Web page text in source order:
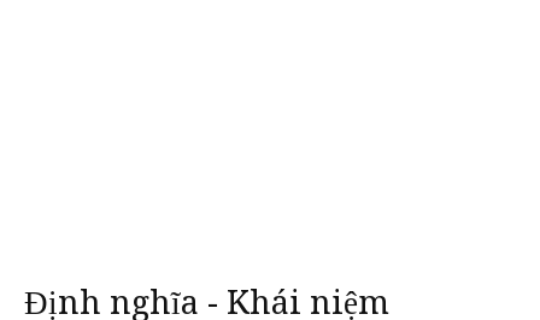
Định nghĩa - Khái niệm